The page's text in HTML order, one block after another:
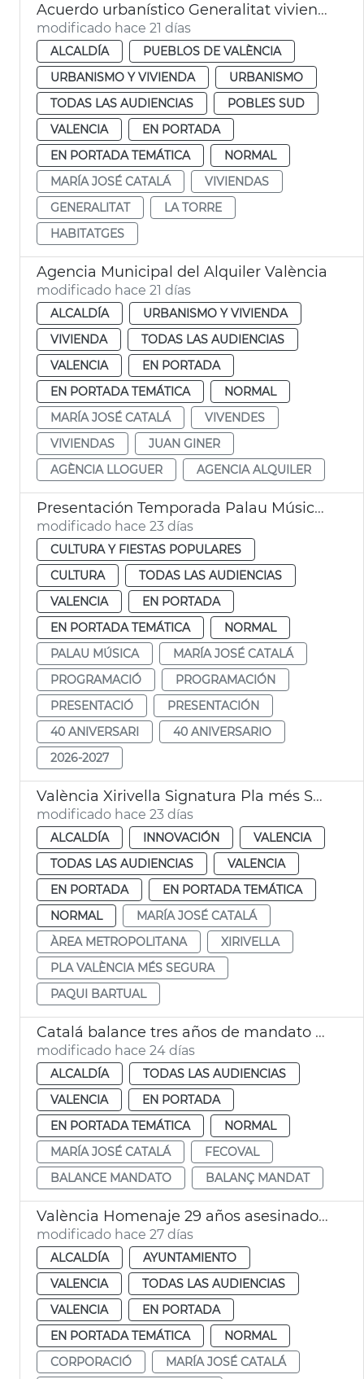
Acuerdo urbanístico Generalitat viviendas la Torre València
modificado hace 21 días
ALCALDÍA
PUEBLOS DE VALÈNCIA
URBANISMO Y VIVIENDA
URBANISMO
TODAS LAS AUDIENCIAS
POBLES SUD
VALENCIA
EN PORTADA
EN PORTADA TEMÁTICA
NORMAL
MARÍA JOSÉ CATALÁ
VIVIENDAS
GENERALITAT
LA TORRE
HABITATGES
Agencia Municipal del Alquiler València
modificado hace 21 días
ALCALDÍA
URBANISMO Y VIVIENDA
VIVIENDA
TODAS LAS AUDIENCIAS
VALENCIA
EN PORTADA
EN PORTADA TEMÁTICA
NORMAL
MARÍA JOSÉ CATALÁ
VIVENDES
VIVIENDAS
JUAN GINER
AGÈNCIA LLOGUER
AGENCIA ALQUILER
Presentación Temporada Palau Música València
modificado hace 23 días
CULTURA Y FIESTAS POPULARES
CULTURA
TODAS LAS AUDIENCIAS
VALENCIA
EN PORTADA
EN PORTADA TEMÁTICA
NORMAL
PALAU MÚSICA
MARÍA JOSÉ CATALÁ
PROGRAMACIÓ
PROGRAMACIÓN
PRESENTACIÓ
PRESENTACIÓN
40 ANIVERSARI
40 ANIVERSARIO
2026-2027
València Xirivella Signatura Pla més Segura
modificado hace 23 días
ALCALDÍA INNOVACIÓN
VALENCIA
TODAS LAS AUDIENCIAS
VALENCIA
EN PORTADA
EN PORTADA TEMÁTICA
NORMAL
MARÍA JOSÉ CATALÁ
ÀREA METROPOLITANA
XIRIVELLA
PLA VALÈNCIA MÉS SEGURA
PAQUI BARTUAL
Catalá balance tres años de mandato València
modificado hace 24 días
ALCALDÍA
TODAS LAS AUDIENCIAS
VALENCIA
EN PORTADA
EN PORTADA TEMÁTICA
NORMAL
MARÍA JOSÉ CATALÁ
FECOVAL
BALANCE MANDATO
BALANÇ MANDAT
València Homenaje 29 años asesinado Miguel Àngel Blanco
modificado hace 27 días
ALCALDÍA
AYUNTAMIENTO
VALENCIA
TODAS LAS AUDIENCIAS
VALENCIA
EN PORTADA
EN PORTADA TEMÁTICA
NORMAL
CORPORACIÓ
MARÍA JOSÉ CATALÁ